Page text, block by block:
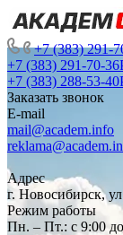
+7 (383) 291-
+7 (383) 291-70-36
+7 (383) 288-53-40
Заказать звонок
E-mail
mail@academ.info
Адрес
г. Новосибирск,
Режим работы
Пн. – Пт.: с 9:00